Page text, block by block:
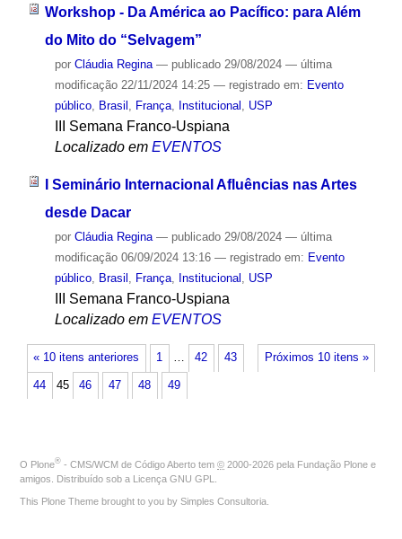
Workshop - Da América ao Pacífico: para Além
do Mito do “Selvagem”
por Cláudia Regina — publicado29/08/2024 — última
modificação22/11/2024 14:25 — registrado em: Evento
público, Brasil França, Institucional USP
III Semana Franco-Uspiana
Localizado em EVENTOS
I Seminário Internacional Afluências nas Artes
desde Dacar
por Cláudia Regina — publicado29/08/2024 — última
modificação06/09/2024 13:16 — registrado em: Evento
público, Brasil , França, Institucional , USP
III Semana Franco-Uspiana
Localizado em EVENTOS
« 10 itens anteriores Próximos 10 itens »
1 … 42 43
44 45 46 47 48 49
O Plone® - CMS/WCM de Código Aberto tem © 2000-2026 pela Fundação Plone e
amigos. Distribuído sob a Licença GNU GPL
This Plone Theme brought to you by Simples Consultoria